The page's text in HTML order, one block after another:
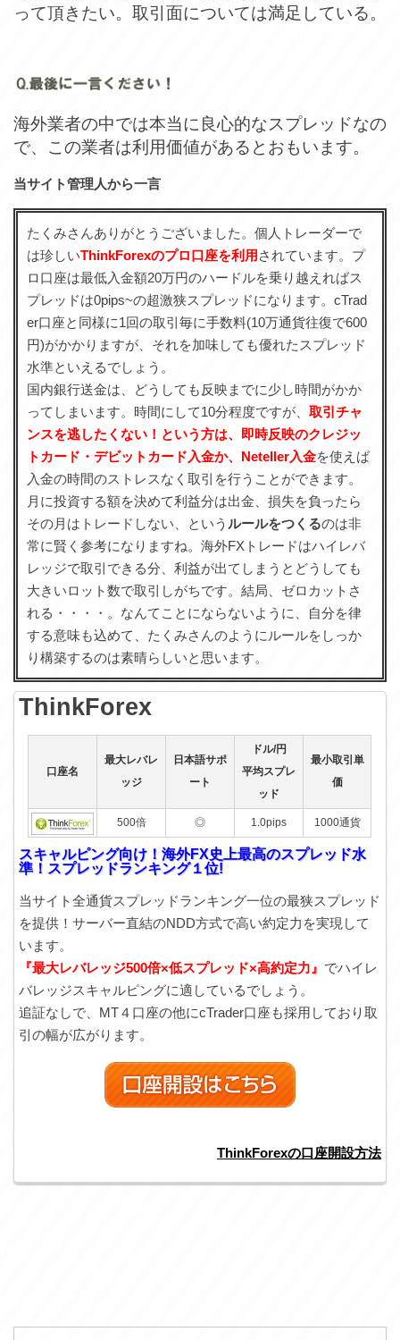
って頂きたい。取引面については満足している。
海外業者の中では本当に良心的なスプレッドなの
で、この業者は利用価値があるとおもいます。
当サイト管理人から一言
たくみさんありがとうございました。個人トレーダーで
は珍しいThinkForexのプロ口座を利用 されています。プ
ロ口座は最低入金額20万円のハードルを乗り越えればス
プレッドは0pips~の超激狭スプレッドになります。cTrad
er口座と同様に1回の取引毎に手数料(10万通貨往復で600
円)がかかりますが、それを加味しても優れたスプレッド
水準といえるでしょう。
国内銀行送金は、どうしても反映までに少し時間がかか
ってしまいます。時間にして10分程度ですが、 取引チャ
ンスを逃したくない！という方は、即時反映のクレジッ
トカード・デビットカード入金か、Neteller入金を使えば
入金の時間のストレスなく取引を行うことができます。
月に投資する額を決めて利益分は出金、損失を負ったら
その月はトレードしない、という ルールをつくるのは非
常に賢く参考になりますね。海外FXトレードはハイレバ
レッジで取引できる分、利益が出てしまうとどうしても
大きいロット数で取引しがちです。結局、ゼロカットさ
れる・・・・。なんてことにならないように、自分を律
する意味も込めて、たくみさんのようにルールをしっか
り構築するのは素晴らしいと思います。
ThinkForex
口座名
最大レバレ
ッジ
日本語サポ
ート
ドル/円
平均スプレ
ッド
最小取引単
価
500倍 ◎ 1.0pips 1000通貨
スキャルピング向け！海外FX史上最高のスプレッド水
準！スプレッドランキング１位!
当サイト全通貨スプレッドランキング一位の最狭スプレッド
を提供！サーバー直結のNDD方式で高い約定力を実現して
います。
『最大レバレッジ500倍×低スプレッド×高約定力』 でハイレ
バレッジスキャルピングに適しているでしょう。
追証なしで、MT４口座の他にcTrader口座も採用しており取
引の幅が広がります。
ThinkForexの口座開設方法